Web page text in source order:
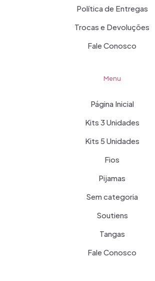
Política de Entregas
Trocas e Devoluções
Fale Conosco
Menu
Página Inicial
Kits 3 Unidades
Kits 5 Unidades
Fios
Pijamas
Sem categoria
Soutiens
Tangas
Fale Conosco